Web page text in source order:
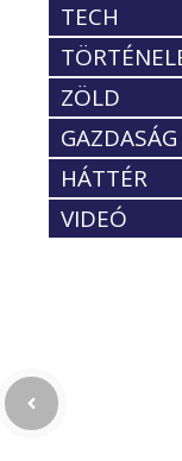
TECH
ZÖLD
GAZDASÁG
HÁTTÉR
VIDEÓ